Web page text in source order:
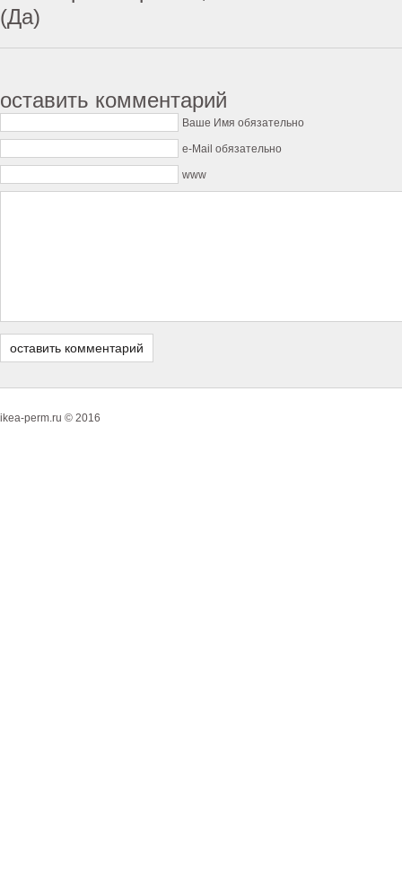
(Да)
оставить комментарий
Ваше Имя обязательно
e-Mail обязательно
www
ikea-perm.ru © 2016